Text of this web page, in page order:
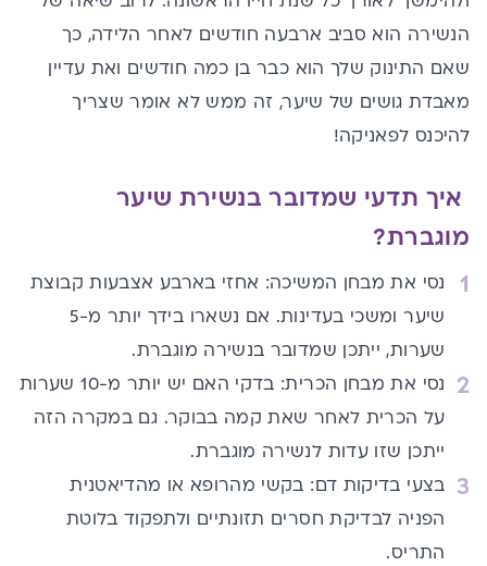
הנשירה הוא סביב ארבעה חודשים לאחר הלידה, כך
שאם התינוק שלך הוא כבר בן כמה חודשים ואת עדיין
מאבדת גושים של שיער, זה ממש לא אומר שצריך
להיכנס לפאניקה!
איך תדעי שמדובר בנשירת שיער
מוגברת?
נסי את מבחן המשיכה: אחזי בארבע אצבעות קבוצת
שיער ומשכי בעדינות. אם נשארו בידך יותר מ-5
שערות, ייתכן שמדובר בנשירה מוגברת.
נסי את מבחן הכרית: בדקי האם יש יותר מ-10 שערות
על הכרית לאחר שאת קמה בבוקר. גם במקרה הזה
ייתכן שזו עדות לנשירה מוגברת.
בצעי בדיקות דם: בקשי מהרופא או מהדיאטנית
הפניה לבדיקת חסרים תזונתיים ולתפקוד בלוטת
התריס.